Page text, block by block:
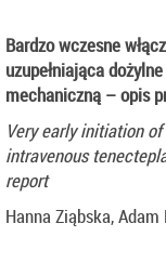
Bardzo wczesne
uzupełniająca
mechaniczną – opis
Very early initiation
intravenous
report
Hanna Ziąbska,